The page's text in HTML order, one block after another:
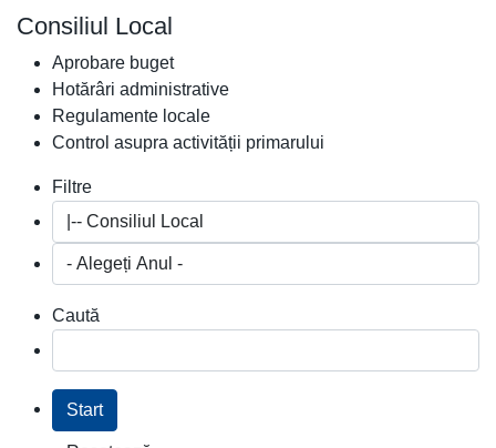
Consiliul Local
Aprobare buget
Hotărâri administrative
Regulamente locale
Control asupra activității primarului
Filtre
Caută